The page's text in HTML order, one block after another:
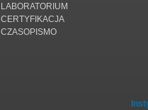
LABORATORIUM
CERTYFIKACJA
CZASOPISMO